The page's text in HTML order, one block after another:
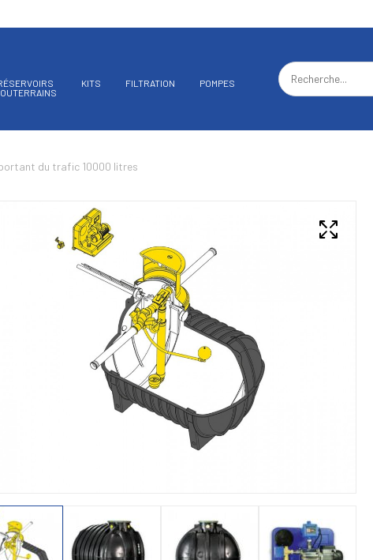
KITS FILTRATION POMPES
du trafic 10000 litres